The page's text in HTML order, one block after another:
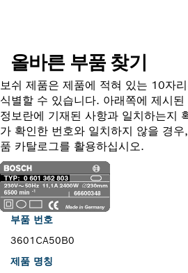
올바른 부품 찾기
보쉬 제품은 제품에 적혀 있는 10자
식별할 수 있습니다. 아래쪽에 제시
정보란에 기재된 사항과 일치하는지
가 확인한 번호와 일치하지 않을 경
품 카탈로그를 활용하십시오.
부품 번호
3601CA50B0
제품 명칭